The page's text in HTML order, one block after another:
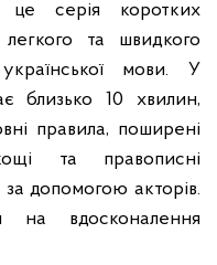
це серія коротких
та швидкого
мови. У
близько 10 хвилин,
правила, поширені
та правописні
допомогою акторів.
вдосконалення